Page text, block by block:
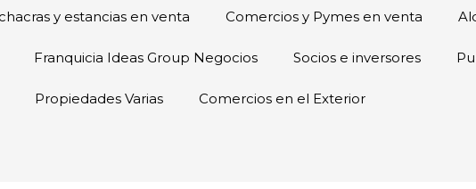
y estancias en venta Comercios y Pymes en venta
Franquicia Ideas Group Negocios Socios e inversores
Propiedades Varias Comercios en el Exterior